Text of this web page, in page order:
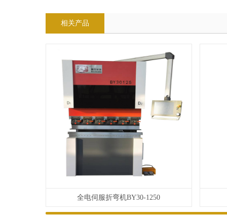
相关产品
全电伺服折弯机BY30-1250